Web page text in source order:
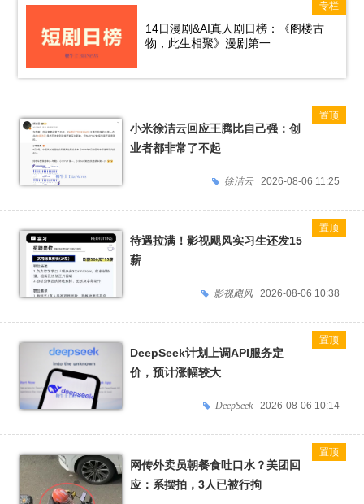
14日漫剧&AI真人剧日榜：《阁楼古
物，此生相聚》漫剧第一
小米徐洁云回应王腾比自己强：创
业者都非常了不起
2026-08-06 11:25
徐洁云
待遇拉满！影视飓风实习生还发15
薪
2026-08-06 10:38
影视飓风
DeepSeek计划上调API服务定
价，预计涨幅较大
2026-08-06 10:14
DeepSeek
网传外卖员朝餐食吐口水？美团回
应：系摆拍，3人已被行拘